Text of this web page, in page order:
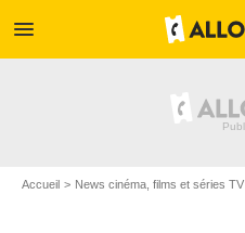
menu
Accueil News cinéma, films et séries TV